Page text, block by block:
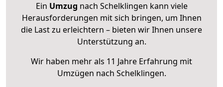
Ein Umzug nach Schelklingen kann viele
Herausforderungen mit sich bringen, um Ihnen
die Last zu erleichtern – bieten wir Ihnen unsere
Unterstützung an.
Wir haben mehr als 11 Jahre Erfahrung mit
Umzügen nach Schelklingen.